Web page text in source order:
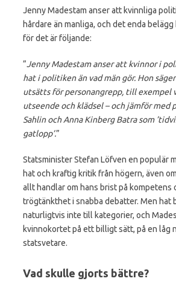
Jenny Madestam anser att kvinnliga
hårdare än manliga, och det enda
för det är följande:
”Jenny Madestam anser att kvinnor i
hat i politiken än vad män gör. Hon
utsätts för personangrepp, till exempel
utseende och klädsel – och jämför med
Sahlin och Anna Kinberg Batra som
gatlopp’.”
Statsminister Stefan Löfven en populär
hat och kraftig kritik från högern, även
allt handlar om hans brist på kompetens
trögtänkthet i snabba debatter. Men hat
naturligtvis inte till kategorier, och
kvinnokortet på ett billigt sätt, på en låg
statsvetare.
Vad skulle gjorts bättre?